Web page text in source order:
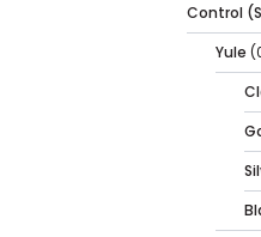
Control
Yule